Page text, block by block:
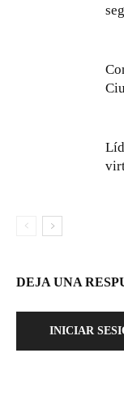
DEJA UNA
INICIAR